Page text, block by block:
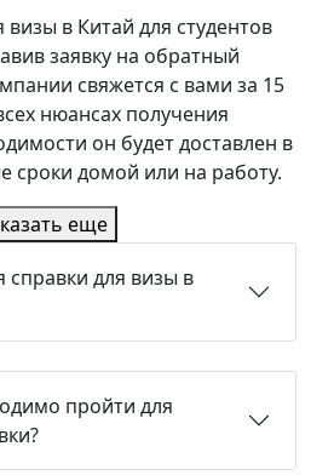
в Китай для студентов
заявку на обратный
свяжется с вами за 15
нюансах получения
он будет доставлен в
сроки домой или на работу.
еще
справки для визы в
пройти для